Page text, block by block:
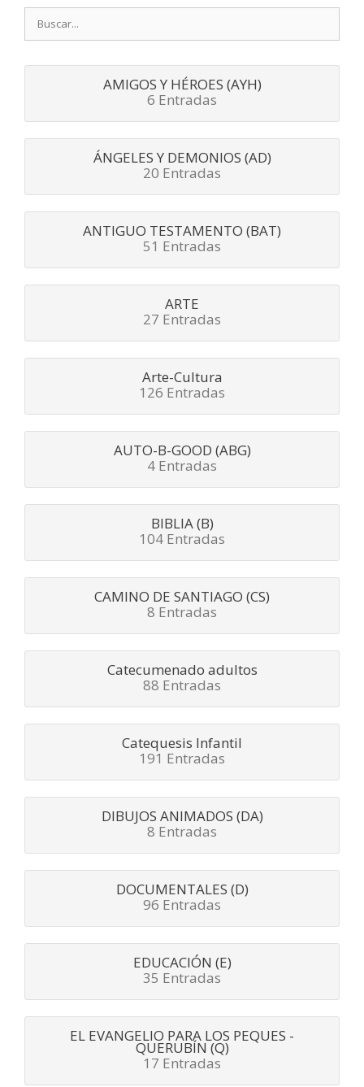
Buscar:
AMIGOS Y HÉROES (AYH)
6 Entradas
ÁNGELES Y DEMONIOS (AD)
20 Entradas
ANTIGUO TESTAMENTO (BAT)
51 Entradas
ARTE
27 Entradas
Arte-Cultura
126 Entradas
AUTO-B-GOOD (ABG)
4 Entradas
BIBLIA (B)
104 Entradas
CAMINO DE SANTIAGO (CS)
8 Entradas
Catecumenado adultos
88 Entradas
Catequesis Infantil
191 Entradas
DIBUJOS ANIMADOS (DA)
8 Entradas
DOCUMENTALES (D)
96 Entradas
EDUCACIÓN (E)
35 Entradas
EL EVANGELIO PARA LOS PEQUES -
QUERUBÍN (Q)
17 Entradas